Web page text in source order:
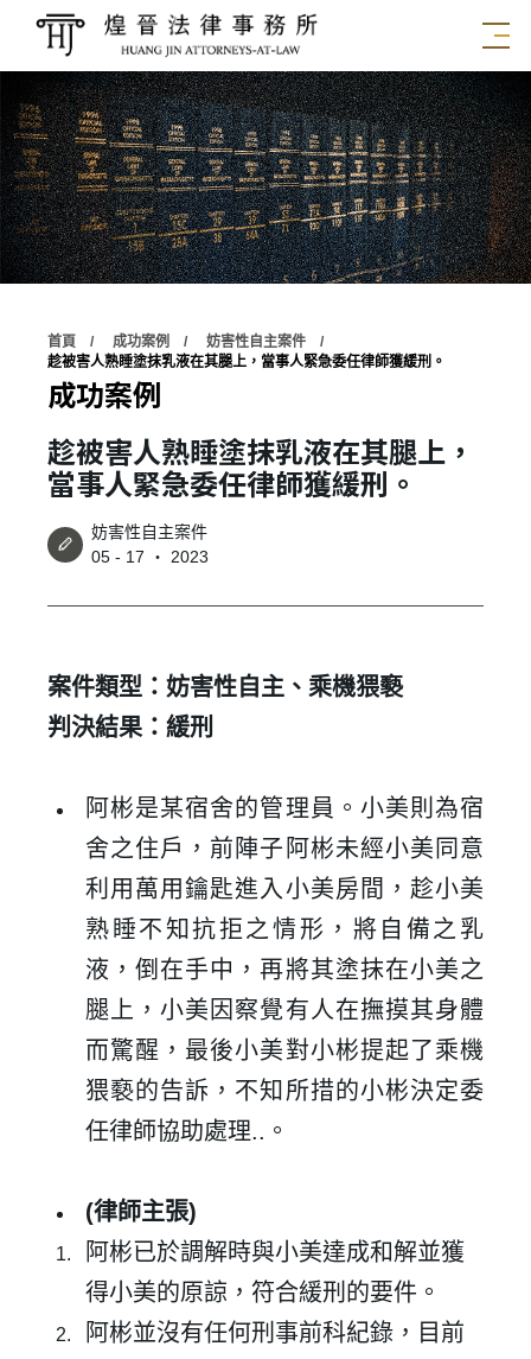
首頁 成功案例
妨害性自主案件
趁被害人熟睡塗抹乳液在其腿上，當事人緊急委任律師獲緩刑。
成功案例
趁被害人熟睡塗抹乳液在其腿上，
當事人緊急委任律師獲緩刑。
妨害性自主案件
05 - 17 ‧ 2023
案件類型：妨害性自主、乘機猥褻
判決結果：緩刑
阿彬是某宿舍的管理員。小美則為宿
舍之住戶，前陣子阿彬未經小美同意
利用萬用鑰匙進入小美房間，趁小美
熟睡不知抗拒之情形，將自備之乳
液，倒在手中，再將其塗抹在小美之
腿上，小美因察覺有人在撫摸其身體
而驚醒，最後小美對小彬提起了乘機
猥褻的告訴，不知所措的小彬決定委
任律師協助處理.. 。
(律師主張)
阿彬已於調解時與小美達成和解並獲
得小美的原諒，符合緩刑的要件。
阿彬並沒有任何刑事前科紀錄，目前